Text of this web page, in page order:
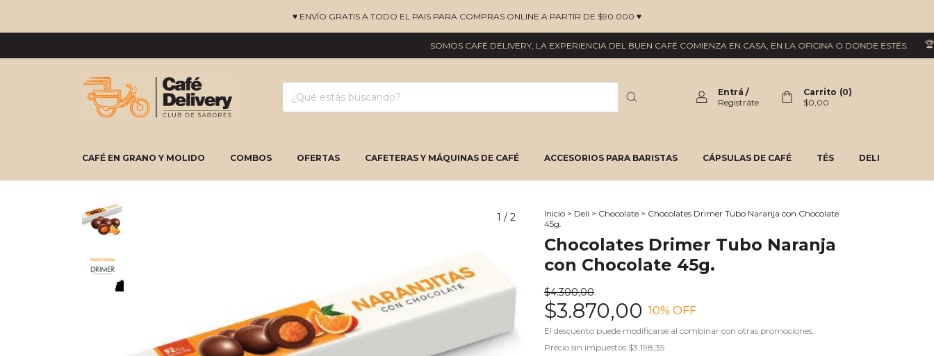
♥ ENVÍO GRATIS A TODO EL PAIS PARA COMPRAS ONLINE A PARTIR DE $90.000 ♥
SOMOS CAFÉ DELIVERY, LA EXPERIENCIA DEL BUEN CAFÉ COMIENZA EN CASA, EN LA OFICINA O DONDE ESTÉS. 🏆
Entrá /
Registráte
Carrito (0)
$0,00
CAFÉ EN GRANO Y MOLIDO COMBOS OFERTAS CAFETERAS Y MÁQUINAS DE CAFÉ ACCESORIOS PARA BARISTAS CÁPSULAS DE CAFÉ TÉS DELI
1 / 2 Inicio > Deli > Chocolate > Chocolates Drimer Tubo Naranja con Chocolate
45g.
Chocolates Drimer Tubo Naranja
con Chocolate 45g.
$4.300,00
$3.870,00 10% OFF
El descuento puede modificarse al combinar con otras promociones.
Precio sin impuestos $3.198,35